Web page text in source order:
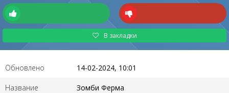
В закладки
Обновлено 14-02-2024, 10:01
Название Зомби Ферма